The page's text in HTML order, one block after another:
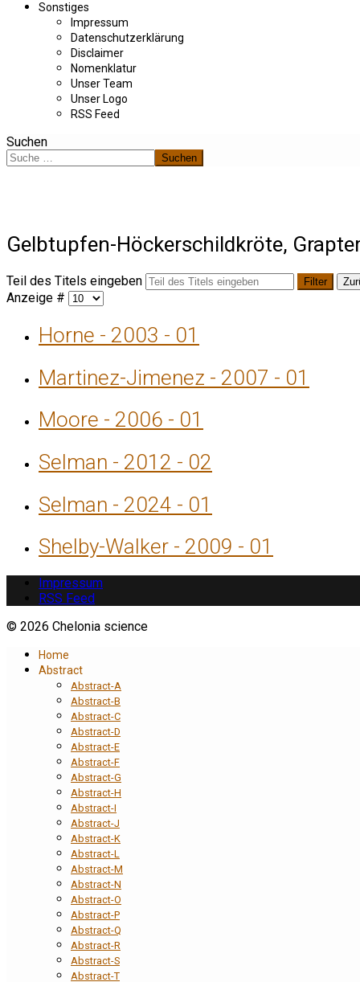
Sonstiges
Impressum
Datenschutzerklärung
Disclaimer
Nomenklatur
Unser Team
Unser Logo
RSS Feed
Suchen
Suchen
Gelbtupfen-Höckerschildkröte,
Teil des Titels eingeben Filter
Anzeige #
Horne - 2003 - 01
Martinez-Jimenez - 2007 - 01
Moore - 2006 - 01
Selman - 2012 - 02
Selman - 2024 - 01
Shelby-Walker - 2009 - 01
Impressum
RSS Feed
© 2026 Chelonia science
Home
Abstract
Abstract-A
Abstract-B
Abstract-C
Abstract-D
Abstract-E
Abstract-F
Abstract-G
Abstract-H
Abstract-I
Abstract-J
Abstract-K
Abstract-L
Abstract-M
Abstract-N
Abstract-O
Abstract-P
Abstract-Q
Abstract-R
Abstract-S
Abstract-T